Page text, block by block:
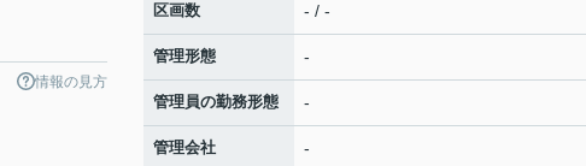
情報の見方
区画数 - / -
管理形態 -
管理員の勤務形態 -
管理会社 -